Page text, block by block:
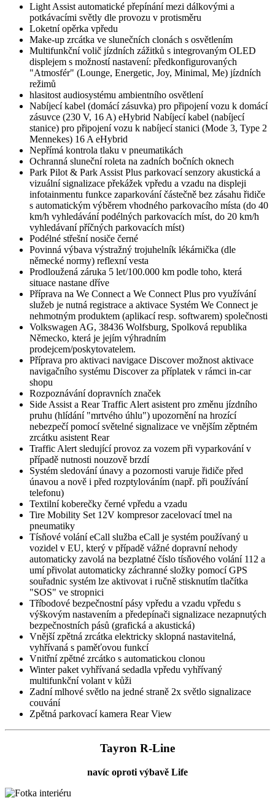
Light Assist automatické přepínání mezi dálkovými a
potkávacími světly dle provozu v protisměru
Loketní opěrka vpředu
Make-up zrcátka ve slunečních clonách s osvětlením
Multifunkční volič jízdních zážitků s integrovaným OLED
displejem s možností nastavení: předkonfigurovaných
"Atmosfér" (Lounge, Energetic, Joy, Minimal, Me) jízdních
režimů
hlasitost audiosystému ambientního osvětlení
Nabíjecí kabel (domácí zásuvka) pro připojení vozu k domácí
zásuvce (230 V, 16 A) eHybrid Nabíjecí kabel (nabíjecí
stanice) pro připojení vozu k nabíjecí stanici (Mode 3, Type 2
Mennekes) 16 A eHybrid
Nepřímá kontrola tlaku v pneumatikách
Ochranná sluneční roleta na zadních bočních oknech
Park Pilot & Park Assist Plus parkovací senzory akustická a
vizuální signalizace překážek vpředu a vzadu na displeji
infotainmentu funkce zaparkování částečně bez zásahu řidiče
s automatickým výběrem vhodného parkovacího místa (do 40
km/h vyhledávání podélných parkovacích míst, do 20 km/h
vyhledávaní příčných parkovacích míst)
Podélné střešní nosiče černé
Povinná výbava výstražný trojuhelník lékárnička (dle
německé normy) reflexní vesta
Prodloužená záruka 5 let/100.000 km podle toho, která
situace nastane dříve
Příprava na We Connect a We Connect Plus pro využívání
služeb je nutná registrace a aktivace Systém We Connect je
nehmotným produktem (aplikací resp. softwarem) společnosti
Volkswagen AG, 38436 Wolfsburg, Spolková republika
Německo, která je jejím výhradním
prodejcem/poskytovatelem.
Příprava pro aktivaci navigace Discover možnost aktivace
navigačního systému Discover za příplatek v rámci in-car
shopu
Rozpoznávání dopravních značek
Side Assist a Rear Traffic Alert asistent pro změnu jízdního
pruhu (hlídání "mrtvého úhlu") upozornění na hrozící
nebezpečí pomocí světelné signalizace ve vnějším zěptném
zrcátku asistent Rear
Traffic Alert sledující provoz za vozem při vyparkování v
případě nutnosti nouzově brzdí
Systém sledování únavy a pozornosti varuje řidiče před
únavou a nově i před rozptylováním (např. při používání
telefonu)
Textilní koberečky černé vpředu a vzadu
Tire Mobility Set 12V kompresor zacelovací tmel na
pneumatiky
Tísňové volání eCall služba eCall je systém používaný u
vozidel v EU, který v případě vážné dopravní nehody
automaticky zavolá na bezplatné číslo tísňového volání 112 a
umí přivolat automaticky záchranné složky pomocí GPS
souřadnic systém lze aktivovat i ručně stisknutím tlačítka
"SOS" ve stropnici
Tříbodové bezpečnostní pásy vpředu a vzadu vpředu s
výškovým nastavením a předepínači signalizace nezapnutých
bezpečnostních pásů (grafická a akustická)
Vnější zpětná zrcátka elektricky sklopná nastavitelná,
vyhřívaná s paměťovou funkcí
Vnitřní zpětné zrcátko s automatickou clonou
Winter paket vyhřívaná sedadla vpředu vyhřívaný
multifunkční volant v kůži
Zadní mlhové světlo na jedné straně 2x světlo signalizace
couvání
Zpětná parkovací kamera Rear View
Tayron R-Line
navíc oproti výbavě Life